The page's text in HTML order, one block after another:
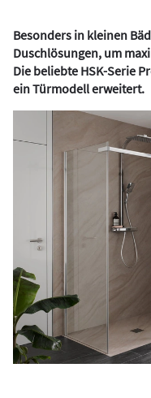
Besonders in kleinen
Duschlösungen, um
Die beliebte HSK-Serie
ein Türmodell erweitert.